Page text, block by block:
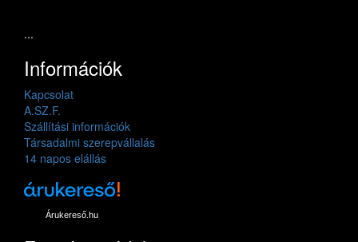
...
Információk
Kapcsolat
A.SZ.F.
Szállítási információk
Társadalmi szerepvállalás
14 napos elállás
Árukereső.hu